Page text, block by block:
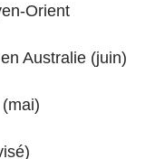
Orient
Australie (juin)